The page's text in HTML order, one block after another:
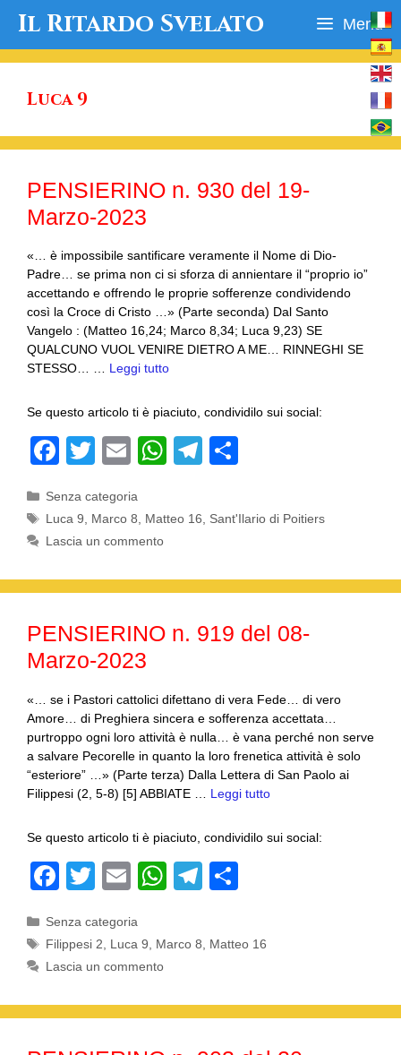
Il Ritardo Svelato Menu
Luca 9
PENSIERINO n. 930 del 19-
Marzo-2023
«… è impossibile santificare veramente il Nome di Dio-
Padre… se prima non ci si sforza di annientare il “proprio io”
accettando e offrendo le proprie sofferenze condividendo
così la Croce di Cristo …» (Parte seconda) Dal Santo
Vangelo : (Matteo 16,24; Marco 8,34; Luca 9,23) SE
QUALCUNO VUOL VENIRE DIETRO A ME… RINNEGHI SE
STESSO… … Leggi tutto
Se questo articolo ti è piaciuto, condividilo sui social:
F
c
e
o
o
k
T
tt
er
E
ail
W
at
p
p
T
e
m
n
di
Categorie
Senza categoria
Tag
Luca 9, Marco 8, Matteo 16, Sant'Ilario di Poitiers
Lascia un commento
PENSIERINO n. 919 del 08-
Marzo-2023
«… se i Pastori cattolici difettano di vera Fede… di vero
Amore… di Preghiera sincera e sofferenza accettata…
purtroppo ogni loro attività è nulla… è vana perché non serve
a salvare Pecorelle in quanto la loro frenetica attività è solo
“esteriore” …» (Parte terza) Dalla Lettera di San Paolo ai
Filippesi (2, 5-8) [5] ABBIATE … Leggi tutto
Se questo articolo ti è piaciuto, condividilo sui social:
F
c
e
o
o
T
tt
er
E
ail
W
p
p
T
e
gr
m
n
di
Categorie
Senza categoria
Tag
Filippesi 2 Luca 9 Marco 8
Matteo 16
Lascia un commento